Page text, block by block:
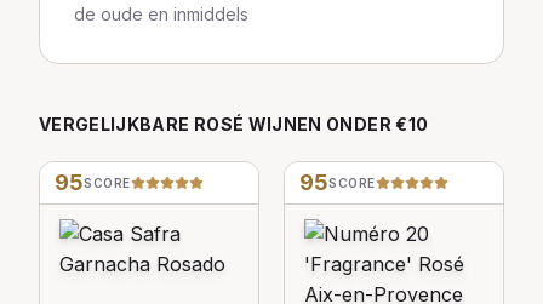
de oude en inmiddels
VERGELIJKBARE ROSÉ WIJNEN ONDER €10
95SCORE 95SCORE